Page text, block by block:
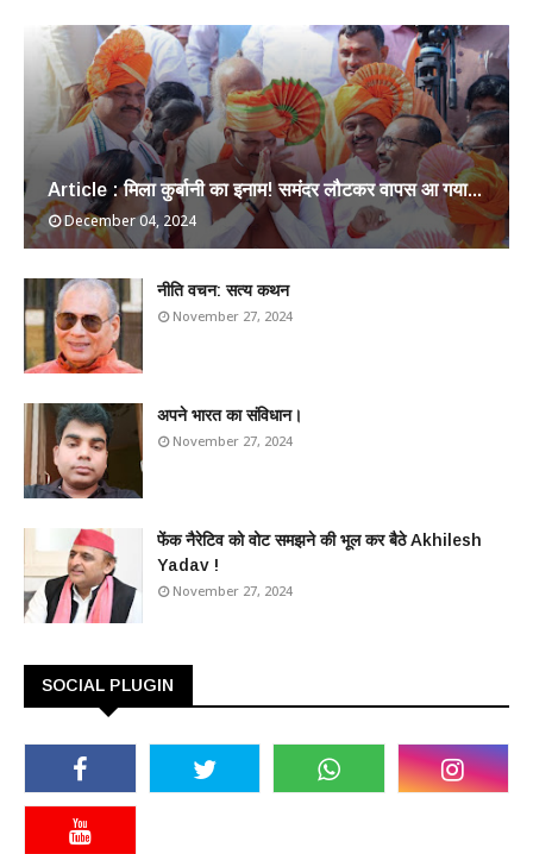
Article : मिला कुर्बानी का इनाम! समंदर लौटकर वापस आ गया...
December 04, 2024
​नीति वचन: सत्य कथन
November 27, 2024
अपने भारत का संविधान।
November 27, 2024
फेंक नैरेटिव को वोट समझने की भूल कर बैठे Akhilesh
Yadav !
November 27, 2024
SOCIAL PLUGIN